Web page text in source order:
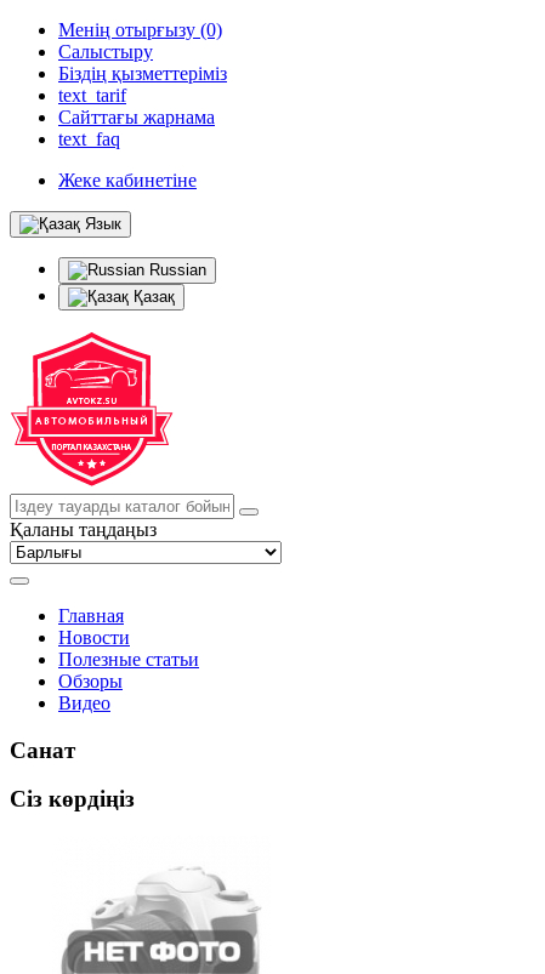
Менің отырғызу (0)
Салыстыру
Біздің қызметтеріміз
text_tarif
Сайттағы жарнама
text_faq
Жеке кабинетіне
Язык
Russian
Қазақ
Қаланы таңдаңыз
Главная
Новости
Полезные статьи
Обзоры
Видео
Санат
Сіз көрдіңіз